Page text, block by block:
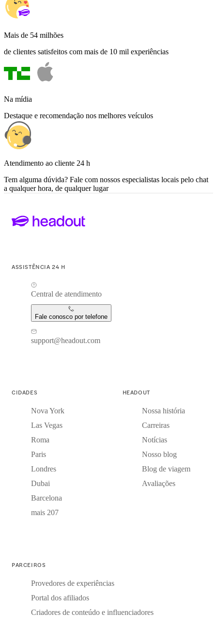
Mais de 54 milhões
de clientes satisfeitos com mais de 10 mil experiências
Na mídia
Destaque e recomendação nos melhores veículos
Atendimento ao cliente 24 h
Tem alguma dúvida? Fale com nossos especialistas locais pelo chat
a qualquer hora, de qualquer lugar
ASSISTÊNCIA 24 H
Central de atendimento
Fale conosco por telefone
support@headout.com
CIDADES
Nova York
Las Vegas
Roma
Paris
Londres
Dubai
Barcelona
mais 207
HEADOUT
Nossa história
Carreiras
Notícias
Nosso blog
Blog de viagem
Avaliações
PARCEIROS
Provedores de experiências
Portal dos afiliados
Criadores de conteúdo e influenciadores